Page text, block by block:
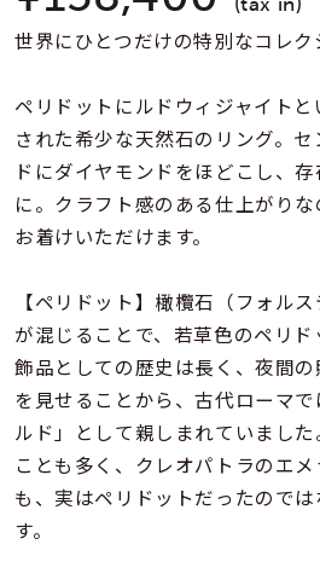
着用シーン
コレクション
レディース
リングサイズ
メンズ
リングサイズ
価格 ¥0
在庫
世界にひとつだけの特別なコレク
ペリドットにルドウィジャイト
された希少な天然石のリング。
ドにダイヤモンドをほどこし、
に。クラフト感のある仕上がり
お着けいただけます。
【ペリドット】橄欖石（フォル
が混じることで、若草色のペリ
飾品としての歴史は長く、夜間
を見せることから、古代ローマ
ルド」として親しまれていまし
ことも多く、クレオパトラのエ
も、実はペリドットだったので
す。